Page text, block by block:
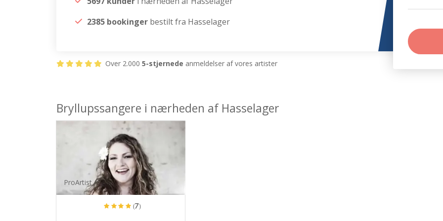
2385 bookinger bestilt fra Hasselager
Over 2.000 5-stjernede anmeldelser af vores artister
Bryllupssangere i nærheden af Hasselager
ProArtist
(7)